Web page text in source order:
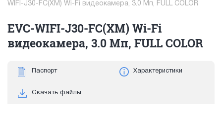
WIFI-J30-FC(XM) Wi-Fi видеокамера, 3.0 Мп, FULL COLOR
EVC-WIFI-J30-FC(XM) Wi-Fi
видеокамера, 3.0 Мп, FULL COLOR
Паспорт Характеристики
Скачать файлы